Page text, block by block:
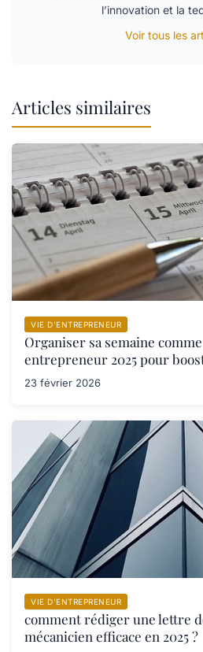
l’innovation et la
Voir tous les
Articles similaires
VIE D’ENTREPRENEUR
Organiser sa semaine
entrepreneur 2025 pour
23 février 2026
VIE D’ENTREPRENEUR
comment rédiger une lettre
mécanicien efficace en 2025 ?